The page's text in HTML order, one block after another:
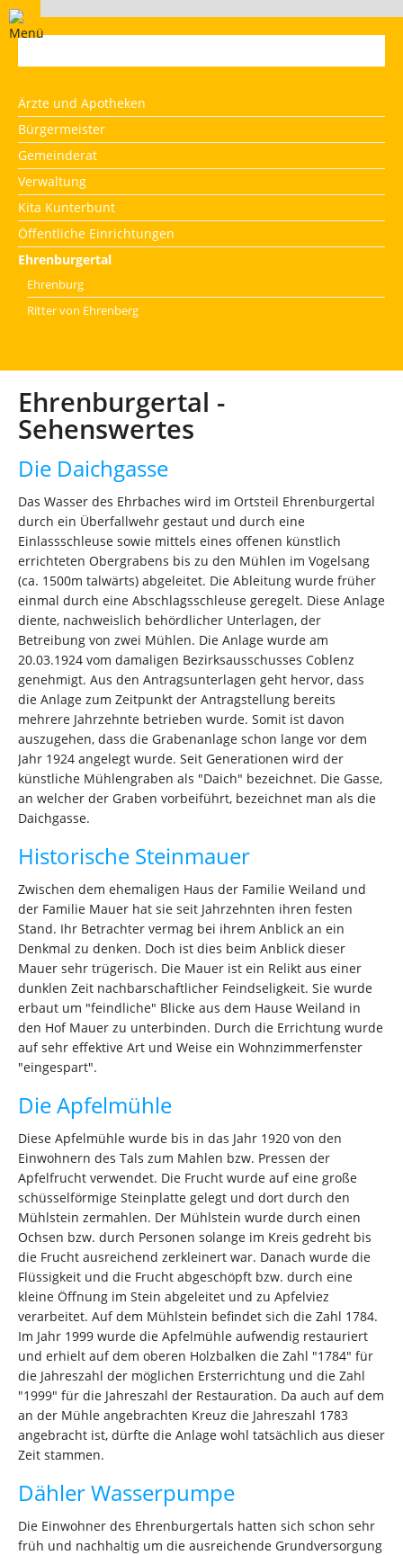
Ärzte und Apotheken
Bürgermeister
Gemeinderat
Verwaltung
Kita Kunterbunt
Öffentliche Einrichtungen
Ehrenburgertal
Ehrenburg
Ritter von Ehrenberg
Ehrenburgertal -
Sehenswertes
Die Daichgasse
Das Wasser des Ehrbaches wird im Ortsteil Ehrenburgertal
durch ein Überfallwehr gestaut und durch eine
Einlassschleuse sowie mittels eines offenen künstlich
errichteten Obergrabens bis zu den Mühlen im Vogelsang
(ca. 1500m talwärts) abgeleitet. Die Ableitung wurde früher
einmal durch eine Abschlagsschleuse geregelt. Diese Anlage
diente, nachweislich behördlicher Unterlagen, der
Betreibung von zwei Mühlen. Die Anlage wurde am
20.03.1924 vom damaligen Bezirksausschusses Coblenz
genehmigt. Aus den Antragsunterlagen geht hervor, dass
die Anlage zum Zeitpunkt der Antragstellung bereits
mehrere Jahrzehnte betrieben wurde. Somit ist davon
auszugehen, dass die Grabenanlage schon lange vor dem
Jahr 1924 angelegt wurde. Seit Generationen wird der
künstliche Mühlengraben als "Daich" bezeichnet. Die Gasse,
an welcher der Graben vorbeiführt, bezeichnet man als die
Daichgasse.
Historische Steinmauer
Zwischen dem ehemaligen Haus der Familie Weiland und
der Familie Mauer hat sie seit Jahrzehnten ihren festen
Stand. Ihr Betrachter vermag bei ihrem Anblick an ein
Denkmal zu denken. Doch ist dies beim Anblick dieser
Mauer sehr trügerisch. Die Mauer ist ein Relikt aus einer
dunklen Zeit nachbarschaftlicher Feindseligkeit. Sie wurde
erbaut um "feindliche" Blicke aus dem Hause Weiland in
den Hof Mauer zu unterbinden. Durch die Errichtung wurde
auf sehr effektive Art und Weise ein Wohnzimmerfenster
"eingespart".
Die Apfelmühle
Diese Apfelmühle wurde bis in das Jahr 1920 von den
Einwohnern des Tals zum Mahlen bzw. Pressen der
Apfelfrucht verwendet. Die Frucht wurde auf eine große
schüsselförmige Steinplatte gelegt und dort durch den
Mühlstein zermahlen. Der Mühlstein wurde durch einen
Ochsen bzw. durch Personen solange im Kreis gedreht bis
die Frucht ausreichend zerkleinert war. Danach wurde die
Flüssigkeit und die Frucht abgeschöpft bzw. durch eine
kleine Öffnung im Stein abgeleitet und zu Apfelviez
verarbeitet. Auf dem Mühlstein befindet sich die Zahl 1784.
Im Jahr 1999 wurde die Apfelmühle aufwendig restauriert
und erhielt auf dem oberen Holzbalken die Zahl "1784" für
die Jahreszahl der möglichen Ersterrichtung und die Zahl
"1999" für die Jahreszahl der Restauration. Da auch auf dem
an der Mühle angebrachten Kreuz die Jahreszahl 1783
angebracht ist, dürfte die Anlage wohl tatsächlich aus dieser
Zeit stammen.
Dähler Wasserpumpe
Die Einwohner des Ehrenburgertals hatten sich schon sehr
früh und nachhaltig um die ausreichende Grundversorgung